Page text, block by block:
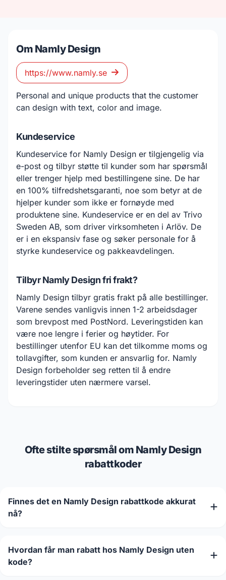
Om Namly Design
https://www.namly.se
Personal and unique products that the customer
can design with text, color and image.
Kundeservice
Kundeservice for Namly Design er tilgjengelig via
e-post og tilbyr støtte til kunder som har spørsmål
eller trenger hjelp med bestillingene sine. De har
en 100% tilfredshetsgaranti, noe som betyr at de
hjelper kunder som ikke er fornøyde med
produktene sine. Kundeservice er en del av Trivo
Sweden AB, som driver virksomheten i Arlöv. De
er i en ekspansiv fase og søker personale for å
styrke kundeservice og pakkeavdelingen.
Tilbyr Namly Design fri frakt?
Namly Design tilbyr gratis frakt på alle bestillinger.
Varene sendes vanligvis innen 1-2 arbeidsdager
som brevpost med PostNord. Leveringstiden kan
være noe lengre i ferier og høytider. For
bestillinger utenfor EU kan det tilkomme moms og
tollavgifter, som kunden er ansvarlig for. Namly
Design forbeholder seg retten til å endre
leveringstider uten nærmere varsel.
Ofte stilte spørsmål om Namly Design
rabattkoder
Finnes det en Namly Design rabattkode akkurat
nå?
Hvordan får man rabatt hos Namly Design uten
kode?